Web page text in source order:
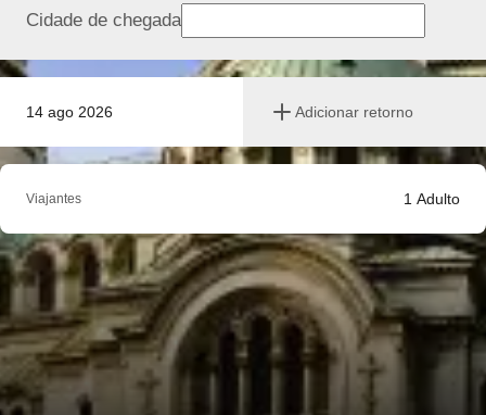
14 ago 2026 Adicionar retorno
Cidade de chegada
Viajantes 1 Adulto